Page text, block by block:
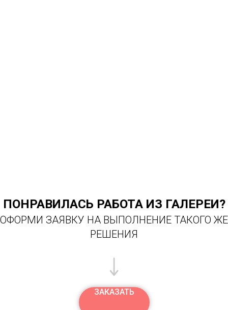
ПОНРАВИЛАСЬ РАБОТА ИЗ ГАЛЕРЕИ?
ОФОРМИ ЗАЯВКУ НА ВЫПОЛНЕНИЕ ТАКОГО ЖЕ
РЕШЕНИЯ
ЗАКАЗАТЬ